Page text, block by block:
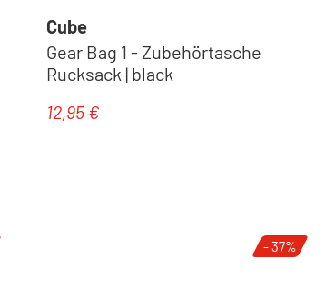
Cube
Gear Bag 1 - Zubehörtasche
Rucksack | black
Regulärer Preis:
12,95 €
- 37%